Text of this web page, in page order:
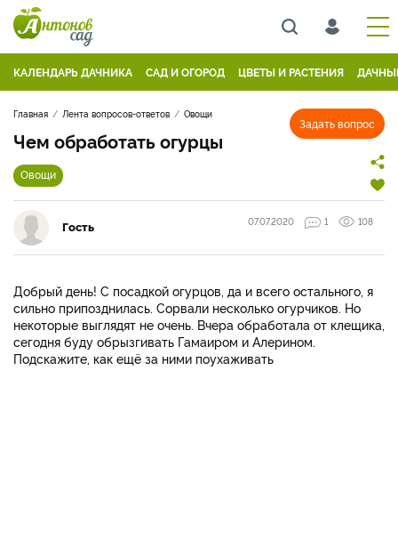
КАЛЕНДАРЬ ДАЧНИКА САД И ОГОРОД ЦВЕТЫ И РАСТЕНИЯ
Задать вопрос
Главная Лента вопросов-ответов Овощи
Чем обработать огурцы
Овощи
Гость 07.07.2020 1 108
Добрый день! С посадкой огурцов, да и всего остального, я
сильно припозднилась. Сорвали несколько огурчиков. Но
некоторые выглядят не очень. Вчера обработала от клещика,
сегодня буду обрызгивать Гамаиром и Алерином.
Подскажите, как ещё за ними поухаживать